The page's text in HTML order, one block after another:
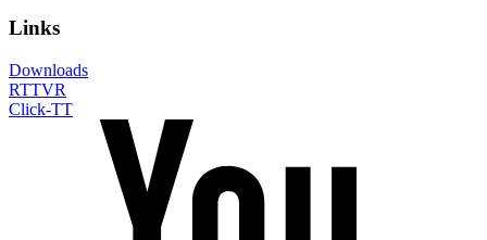
Links
Downloads
RTTVR
Click-TT